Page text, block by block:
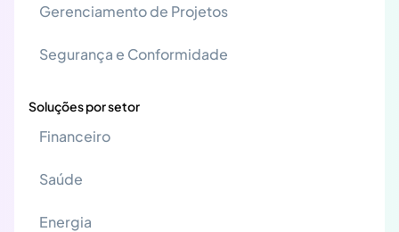
Gerenciamento de Projetos
Segurança e Conformidade
Soluções por setor
Financeiro
Saúde
Energia